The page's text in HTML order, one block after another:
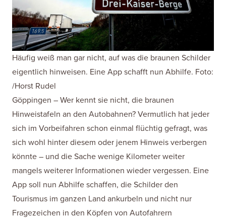
Häufig weiß man gar nicht, auf was die braunen Schilder
eigentlich hinweisen. Eine App schafft nun Abhilfe. Foto:
/Horst Rudel
Göppingen – Wer kennt sie nicht, die braunen
Hinweistafeln an den Autobahnen? Vermutlich hat jeder
sich im Vorbeifahren schon einmal flüchtig gefragt, was
sich wohl hinter diesem oder jenem Hinweis verbergen
könnte – und die Sache wenige Kilometer weiter
mangels weiterer Informationen wieder vergessen. Eine
App soll nun Abhilfe schaffen, die Schilder den
Tourismus im ganzen Land ankurbeln und nicht nur
Fragezeichen in den Köpfen von Autofahrern